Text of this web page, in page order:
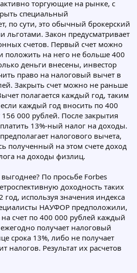
торгующие на рынке, с
специальный
по сути, это обычный брокерский
льготами. Закон предусматривает
счетов. Первый счет можно
положить на него не больше 400
деньги внесены, инвестор
право на налоговый вычет в
Закрыть счет можно не раньше
полагается каждый год, таким
каждый год вносить по 400
000 рублей. После закрытия
13%-ный налог на доходы.
налогового вычета,
полученный на этом счете доход
на доходы физлиц.
выгоднее? По просьбе Forbes
доходность таких
год, используя значения индекса
НАУФОР предположили,
счет по 400 000 рублей каждый
получает налоговый
срока 13%, либо не получает
налогов. Результат их расчетов